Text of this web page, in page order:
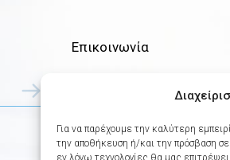
Για να παρέχουμε την καλύτερη
την αποθήκευση ή/και την πρόσβαση
εν λόγω τεχνολογίες θα μας
Επικοινωνία
Πεντέλης 8Α, 175 64
Email:
petcare@geohella